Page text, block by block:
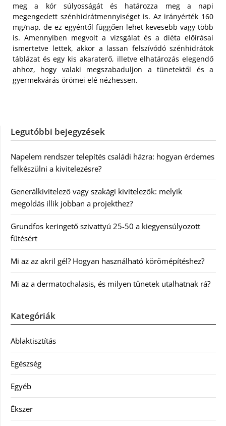
meg a kór súlyosságát és határozza meg a napi
megengedett szénhidrátmennyiséget is. Az irányérték 160
mg/nap, de ez egyéntől függően lehet kevesebb vagy több
is. Amennyiben megvolt a vizsgálat és a diéta előírásai
ismertetve lettek, akkor a lassan felszívódó szénhidrátok
táblázat és egy kis akaraterő, illetve elhatározás elegendő
ahhoz, hogy valaki megszabaduljon a tünetektől és a
gyermekvárás örömei elé nézhessen.
Legutóbbi bejegyzések
Napelem rendszer telepítés családi házra: hogyan érdemes
felkészülni a kivitelezésre?
Generálkivitelező vagy szakági kivitelezők: melyik
megoldás illik jobban a projekthez?
Grundfos keringető szivattyú 25-50 a kiegyensúlyozott
fűtésért
Mi az az akril gél? Hogyan használható körömépítéshez?
Mi az a dermatochalasis, és milyen tünetek utalhatnak rá?
Kategóriák
Ablaktisztítás
Egészség
Egyéb
Ékszer